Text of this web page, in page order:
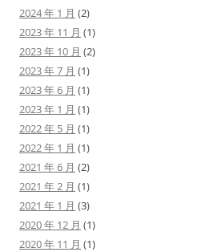
2024 年 1 月 (2)
2023 年 11 月 (1)
2023 年 10 月 (2)
2023 年 7 月 (1)
2023 年 6 月 (1)
2023 年 1 月 (1)
2022 年 5 月 (1)
2022 年 1 月 (1)
2021 年 6 月 (2)
2021 年 2 月 (1)
2021 年 1 月 (3)
2020 年 12 月 (1)
2020 年 11 月 (1)